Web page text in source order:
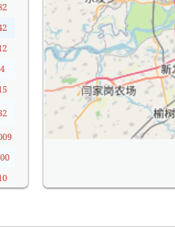
4